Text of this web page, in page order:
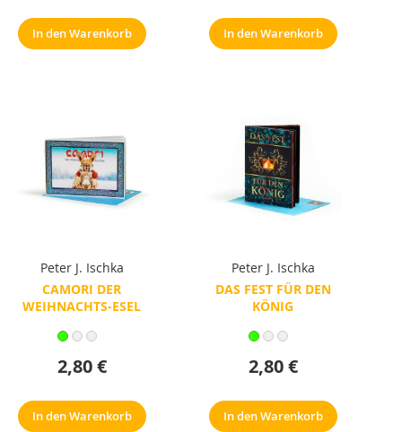
In den Warenkorb In den Warenkorb
Peter J. Ischka
CAMORI DER
WEIHNACHTS-ESEL
2,80 €
In den Warenkorb
Peter J. Ischka
DAS FEST FÜR DEN
KÖNIG
2,80 €
In den Warenkorb